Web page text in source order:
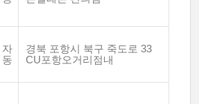
자
동
경북 포항시 북구 죽도로 33
CU포항오거리점내